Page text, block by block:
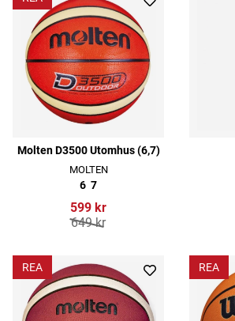
Molten D3500 Utomhus (6,7)
MOLTEN
6 7
599 kr
649 kr
REA REA